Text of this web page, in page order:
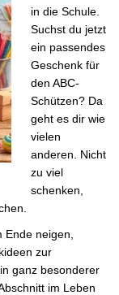
in die Schule.
Suchst du jetzt
ein passendes
Geschenk für
den ABC-
Schützen? Da
geht es dir wie
vielen
anderen. Nicht
zu viel
schenken,
neigen,
zur
ganz besonderer
im Leben